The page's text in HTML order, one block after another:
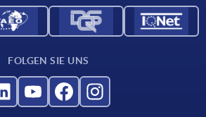
FOLGEN SIE UNS